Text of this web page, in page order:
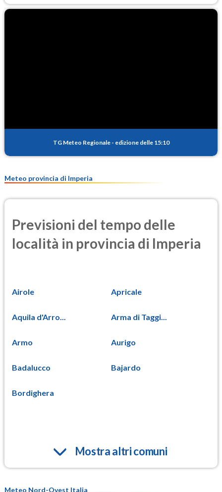
TG Meteo Regionale - edizione delle 15:10
Meteo provincia di Imperia
Previsioni del tempo delle
località in provincia di Imperia
Airole Apricale
Aquila d'Arro... Arma di Taggi...
Armo Aurigo
Badalucco Bajardo
Bordighera
Mostra altri comuni
Meteo Nord-Ovest Italia